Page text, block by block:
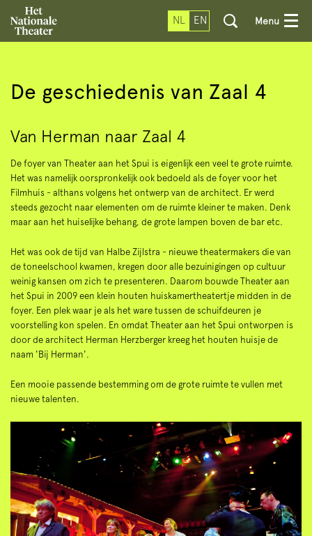
NL EN Menu
De geschiedenis van Zaal 4
Van Herman naar Zaal 4
De foyer van Theater aan het Spui is eigenlijk een veel te grote ruimte.
Het was namelijk oorspronkelijk ook bedoeld als de foyer voor het
Filmhuis - althans volgens het ontwerp van de architect. Er werd
steeds gezocht naar elementen om de ruimte kleiner te maken. Denk
maar aan het huiselijke behang, de grote lampen boven de bar etc.
Het was ook de tijd van Halbe Zijlstra - nieuwe theatermakers die van
de toneelschool kwamen, kregen door alle bezuinigingen op cultuur
weinig kansen om zich te presenteren. Daarom bouwde Theater aan
het Spui in 2009 een klein houten huiskamertheatertje midden in de
foyer. Een plek waar je als het ware tussen de schuifdeuren je
voorstelling kon spelen. En omdat Theater aan het Spui ontworpen is
door de architect Herman Herzberger kreeg het houten huisje de
naam 'Bij Herman'.
Een mooie passende bestemming om de grote ruimte te vullen met
nieuwe talenten.